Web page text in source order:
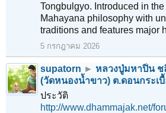
Tongbulgyo. Introduced in
Mahayana philosophy with
traditions and features major
5 กรกฎาคม 2026
supatorn ► หลวงปู่มหาปิ่น ช
(วัดหนองน้ำขาว) ต.ดอนกระเ
ประวัติ
http://www.dhammajak.net/